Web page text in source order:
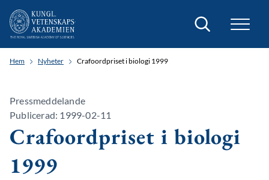
Sök
Hem Nyheter Crafoordpriset i biologi 1999
Pressmeddelande
Publicerad: 1999-02-11
Crafoordpriset i biologi
1999